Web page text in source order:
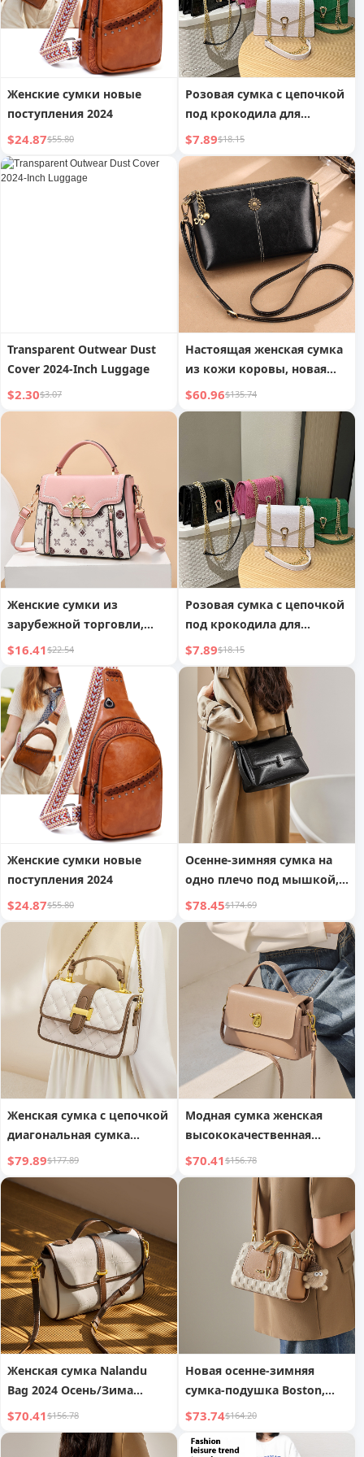
Женские сумки новые
поступления 2024
$24.87$55.80
Розовая сумка с цепочкой
под крокодила для
женщин
$7.89$18.15
Transparent Outwear Dust
Cover 2024-Inch Luggage
$2.30$3.07
Настоящая женская сумка
из кожи коровы, новая
сумка для рук, сумка
через плечо на одно
плечо, дамская сумка
$60.96$135.74
Женские сумки из
зарубежной торговли,
новая модная
универсальная сумка
через плечо с принтом для
дам, маленькая
квадратная сумка для
женщин
$16.41$22.54
Розовая сумка с цепочкой
под крокодила для
женщин
$7.89$18.15
Женские сумки новые
поступления 2024
$24.87$55.80
Осенне-зимняя сумка на
одно плечо под мышкой,
высококачественная
диагональная сумка,
женская сумка из
натуральной кожи
большой емкости
$78.45$174.69
Женская сумка с цепочкой
диагональная сумка
осенняя мода легкая
роскошь натуральная
коровья кожаная сумка
$79.89$177.89
Модная сумка женская
высококачественная
диагональная сумка ins
натуральная коровья
кожаная сумка
$70.41$156.78
Женская сумка Nalandu
Bag 2024 Осень/Зима
Новая модная сумка из
натуральной кожи
Женская сумка-
$70.41$156.78
Новая осенне-зимняя
сумка-подушка Boston,
дамская сумка из
натуральной кожи,
женская сумка
$73.74$164.20